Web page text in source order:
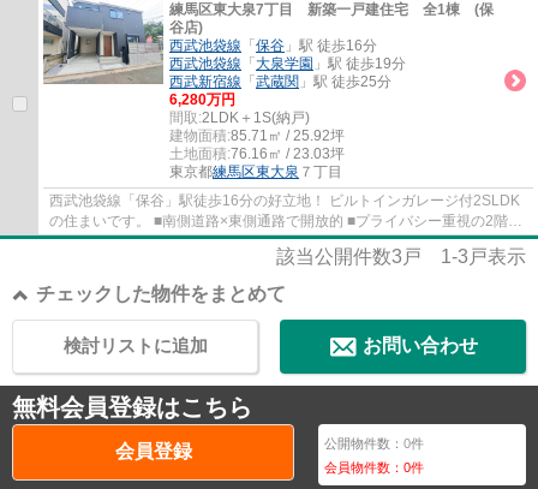
練馬区東大泉7丁目 新築一戸建住宅 全1棟 (保
谷店)
西武池袋線 「 保谷 」駅 徒歩16分
西武池袋線 「 大泉学園 」駅 徒歩19分
西武新宿線 「 武蔵関 」駅 徒歩25分
6,280万円
間取:2LDK＋1S(納戸)
建物面積:85.71㎡ / 25.92坪
土地面積:76.16㎡ / 23.03坪
東京都練馬区東大泉 ７丁目
西武池袋線「保谷」駅徒歩16分の好立地！ ビルトインガレージ付2SLDK
の住まいです。 ■南側道路×東側通路で開放的 ■プライバシー重視の2階リ
ビング ■会話が弾む対面式キッチン ■家事の...
該当公開件数3 戸 1-3 戸表示
チェックした物件をまとめて
お問い合わせ
検討リストに追加
無料会員登録はこちら
会員登録 公開物件数：0件
会員物件数：0件